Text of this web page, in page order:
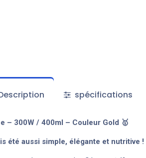
spécifications
– 300W / 400ml – Couleur Gold 🥇
été aussi simple, élégante et nutritive !